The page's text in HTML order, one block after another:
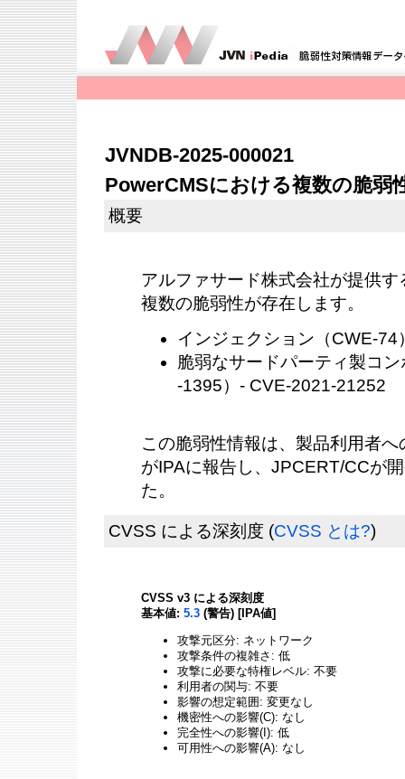
JVNDB-2025-000021
PowerCMSにおける複数の脆弱
概要
アルファサード株式会社が提供
複数の脆弱性が存在します。
インジェクション（CWE-
脆弱なサードパーティ製コ
-1395）- CVE-2021-21252
この脆弱性情報は、製品利用者
がIPAに報告し、JPCERT/CCが
た。
CVSS による深刻度 (CVSS とは?)
CVSS v3 による深刻度
基本値: 5.3 (警告) [IPA値]
攻撃元区分: ネットワーク
攻撃条件の複雑さ: 低
攻撃に必要な特権レベル: 不要
利用者の関与: 不要
影響の想定範囲: 変更なし
機密性への影響(C): なし
完全性への影響(I): 低
可用性への影響(A): なし